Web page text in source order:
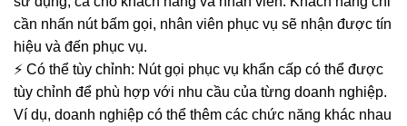
cần nhấn nút bấm gọi, nhân viên phục vụ sẽ nhận được tín
hiệu và đến phục vụ.
⚡ Có thể tùy chỉnh: Nút gọi phục vụ khẩn cấp có thể được
tùy chỉnh để phù hợp với nhu cầu của từng doanh nghiệp.
Ví dụ, doanh nghiệp có thể thêm các chức năng khác nhau